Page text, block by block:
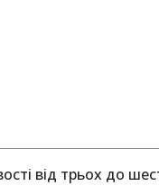
від трьох до